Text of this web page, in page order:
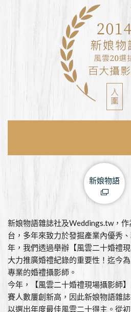
新娘物語
新娘物語雜誌社及Weddings.tw，
台，多年來致力於發掘產業內優秀
年，我們透過舉辦【風雲二十婚禮
大力推廣婚禮紀錄的重要性！迄今
專業的婚禮攝影師。
今年，【風雲二十婚禮現場攝影師
賽人數屢創新高，因此新娘物語雜
以選出年度最佳風雲二十得主。從